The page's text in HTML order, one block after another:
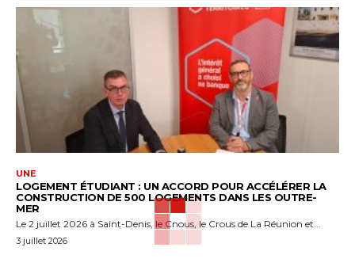
UNE
LOGEMENT ÉTUDIANT : UN ACCORD POUR ACCÉLÉRER LA
CONSTRUCTION DE 500 LOGEMENTS DANS LES OUTRE-
MER
Le 2 juillet 2026 à Saint-Denis, le Cnous, le Crous de La Réunion et...
3 juillet 2026